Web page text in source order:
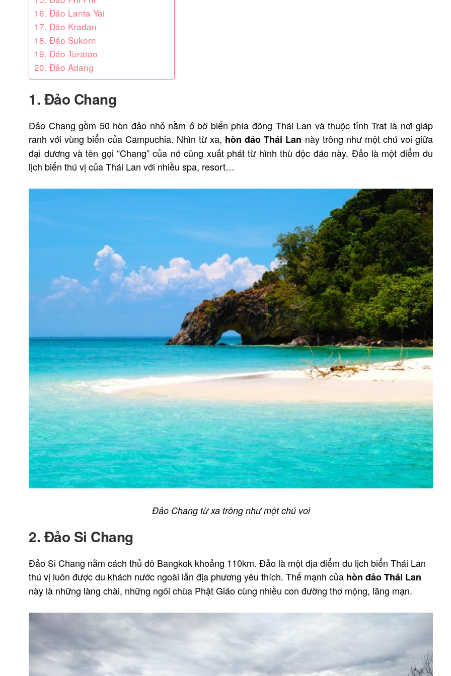
16. Đảo Lanta Yai
17. Đảo Kradan
18. Đảo Sukorn
19. Đảo Turatao
20. Đảo Adang
1. Đảo Chang
Đảo Chang gồm 50 hòn đảo nhỏ nằm ở bờ biển phía đông Thái Lan và thuộc tỉnh Trat là nơi giáp
ranh với vùng biển của Campuchia. Nhìn từ xa, hòn đảo Thái Lan này trông như một chú voi giữa
đại dương và tên gọi “Chang” của nó cũng xuất phát từ hình thù độc đáo này. Đảo là một điểm du
lịch biển thú vị của Thái Lan với nhiều spa, resort…
Đảo Chang từ xa trông như một chú voi
2. Đảo Si Chang
Đảo Si Chang nằm cách thủ đô Bangkok khoảng 110km. Đảo là một địa điểm du lịch biển Thái Lan
thú vị luôn được du khách nước ngoài lẫn địa phương yêu thích. Thế mạnh của hòn đảo Thái Lan
này là những làng chài, những ngôi chùa Phật Giáo cùng nhiều con đường thơ mộng, lãng mạn.